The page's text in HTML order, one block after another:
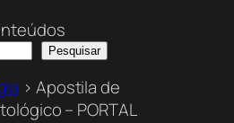
Pesquisar
> Apostila de
– PORTAL